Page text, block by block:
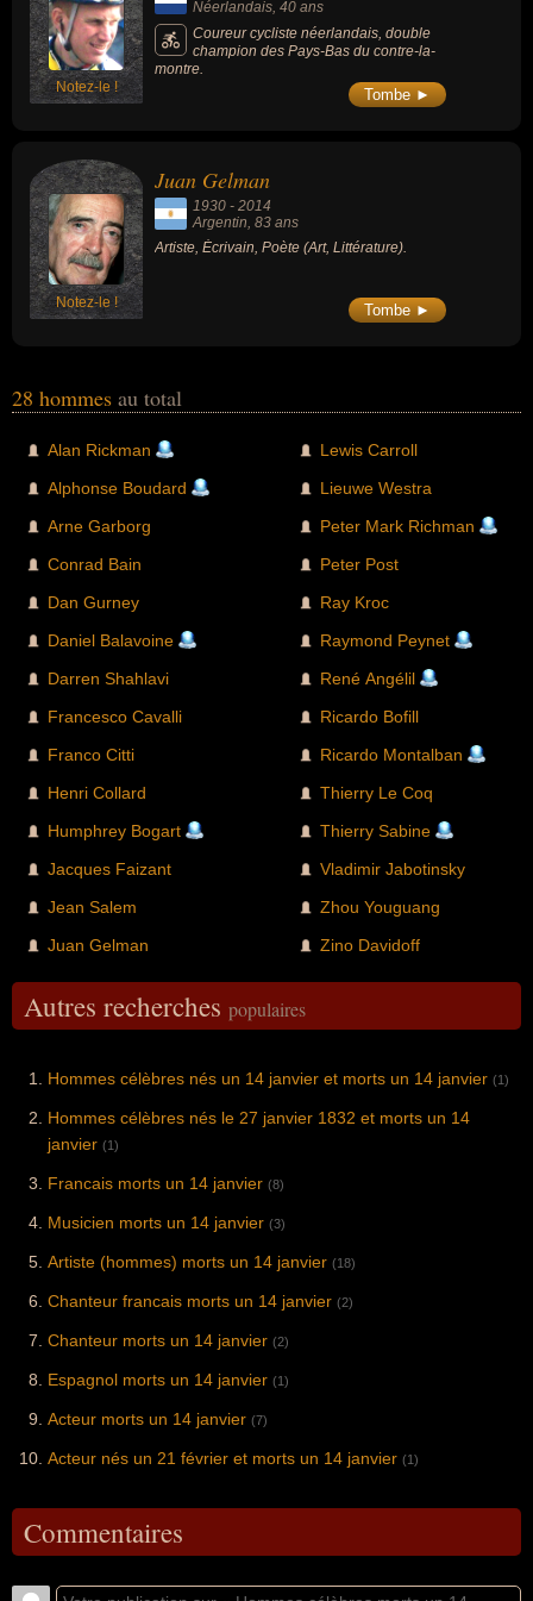
Notez-le !
Néerlandais, 40 ans
Coureur cycliste néerlandais, double
champion des Pays-Bas du contre-la-
montre.
Tombe ►
Notez-le !
Juan Gelman
1930 - 2014
Argentin , 83 ans
Artiste, Écrivain, Poète (Art, Littérature).
Tombe ►
28 hommes au total
Alan Rickman
Alphonse Boudard
Arne Garborg
Conrad Bain
Dan Gurney
Daniel Balavoine
Darren Shahlavi
Francesco Cavalli
Franco Citti
Henri Collard
Humphrey Bogart
Jacques Faizant
Jean Salem
Juan Gelman
Lewis Carroll
Lieuwe Westra
Peter Mark Richman
Peter Post
Ray Kroc
Raymond Peynet
René Angélil
Ricardo Bofill
Ricardo Montalban
Thierry Le Coq
Thierry Sabine
Vladimir Jabotinsky
Zhou Youguang
Zino Davidoff
Autres recherches populaires
Hommes célèbres nés un 14 janvier et morts un 14 janvier (1)
Hommes célèbres nés le 27 janvier 1832 et morts un 14
janvier (1)
Francais morts un 14 janvier (8)
Musicien morts un 14 janvier (3)
Artiste (hommes) morts un 14 janvier (18)
Chanteur francais morts un 14 janvier (2)
Chanteur morts un 14 janvier (2)
Espagnol morts un 14 janvier (1)
Acteur morts un 14 janvier (7)
Acteur nés un 21 février et morts un 14 janvier (1)
Commentaires